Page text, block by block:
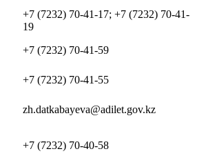
+7 (7232) 70-41-17; +7 (7232) 70-41-
19
+7 (7232) 70-41-59
+7 (7232) 70-41-55
zh.datkabayeva@adilet.gov.kz
+7 (7232) 70-40-58